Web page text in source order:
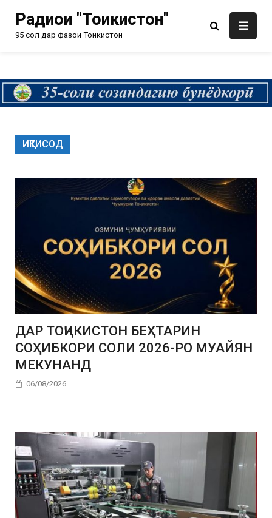
Радиои "Тоҷикистон"
95 сол дар фазои Тоҷикистон
ИҚТИСОД
ДАР ТОҶИКИСТОН БЕҲТАРИН
СОҲИБКОРИ СОЛИ 2026-РО МУАЙЯН
МЕКУНАНД
06/08/2026